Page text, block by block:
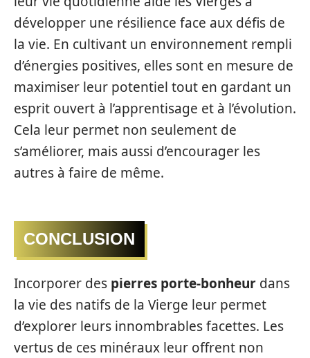
développer une résilience face aux défis de
la vie. En cultivant un environnement rempli
d’énergies positives, elles sont en mesure de
maximiser leur potentiel tout en gardant un
esprit ouvert à l’apprentisage et à l’évolution.
Cela leur permet non seulement de
s’améliorer, mais aussi d’encourager les
autres à faire de même.
CONCLUSION
Incorporer des pierres porte-bonheur dans
la vie des natifs de la Vierge leur permet
d’explorer leurs innombrables facettes. Les
vertus de ces minéraux leur offrent non